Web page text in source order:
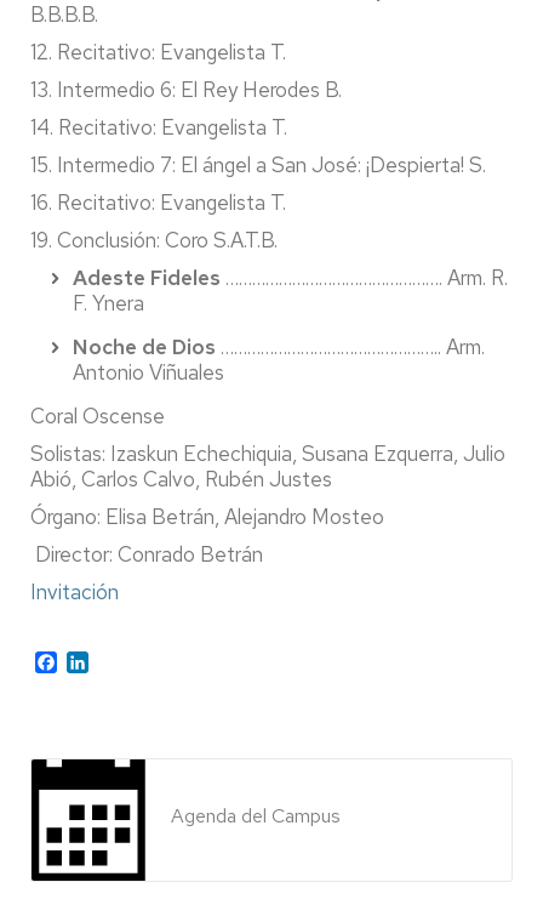
B.B.B.B.
12. Recitativo: Evangelista T.
13. Intermedio 6: El Rey Herodes B.
14. Recitativo: Evangelista T.
15. Intermedio 7: El ángel a San José: ¡Despierta! S.
16. Recitativo: Evangelista T.
19. Conclusión: Coro S.A.T.B.
Adeste Fideles …………………………………………. Arm. R.
F. Ynera
Noche de Dios ………………………………………….. Arm.
Antonio Viñuales
Coral Oscense
Solistas: Izaskun Echechiquia, Susana Ezquerra, Julio
Abió, Carlos Calvo, Rubén Justes
Órgano: Elisa Betrán, Alejandro Mosteo
Director: Conrado Betrán
Invitación
Facebook
Agenda del Campus